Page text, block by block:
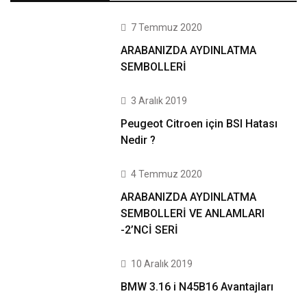
7 Temmuz 2020
ARABANIZDA AYDINLATMA
SEMBOLLERİ
3 Aralık 2019
Peugeot Citroen için BSI Hatası
Nedir ?
4 Temmuz 2020
ARABANIZDA AYDINLATMA
SEMBOLLERİ VE ANLAMLARI
-2’NCİ SERİ
10 Aralık 2019
BMW 3.16 i N45B16 Avantajları